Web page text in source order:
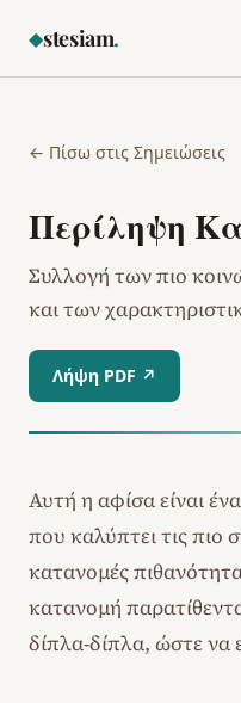
◆stesiam.
← Πίσω στις Σημειώσεις
Περίληψη
Συλλογή των πιο
και των
Λήψη PDF ↗
Αυτή η αφίσα είναι
που καλύπτει τις πιο
κατανομές
κατανομή
δίπλα-δίπλα, ώστε να